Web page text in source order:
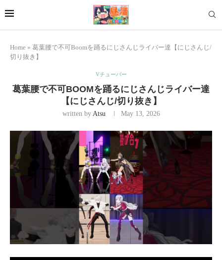
Home » 葛葉腰で不可Boomを踊るにじさんじライバー達【にじさんじ/
切り抜き】
Vチューバー
葛葉腰で不可BOOMを踊るにじさんじライバー達
【にじさんじ/切り抜き】
written by Atsu May 13, 2026